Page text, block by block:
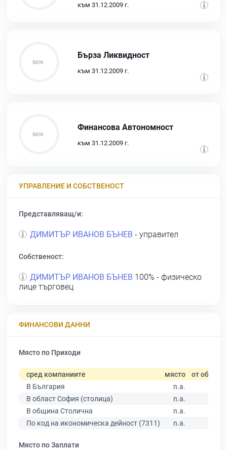
към 31.12.2009 г.
Бърза Ликвидност
към 31.12.2009 г.
Финансова Автономност
към 31.12.2009 г.
УПРАВЛЕНИЕ И СОБСТВЕНОСТ
Представляващ/и:
ДИМИТЪР ИВАНОВ БЪНЕВ - управител
Собственост:
ДИМИТЪР ИВАНОВ БЪНЕВ 100% - физическо
лице търговец
ФИНАНСОВИ ДАННИ
Място по Приходи
сред компаниите място от общо
В България
n.a.
В област София (столица)
n.a.
В община Столична
n.a.
По код на икономическа дейност (7311)
n.a.
Място по Заплати